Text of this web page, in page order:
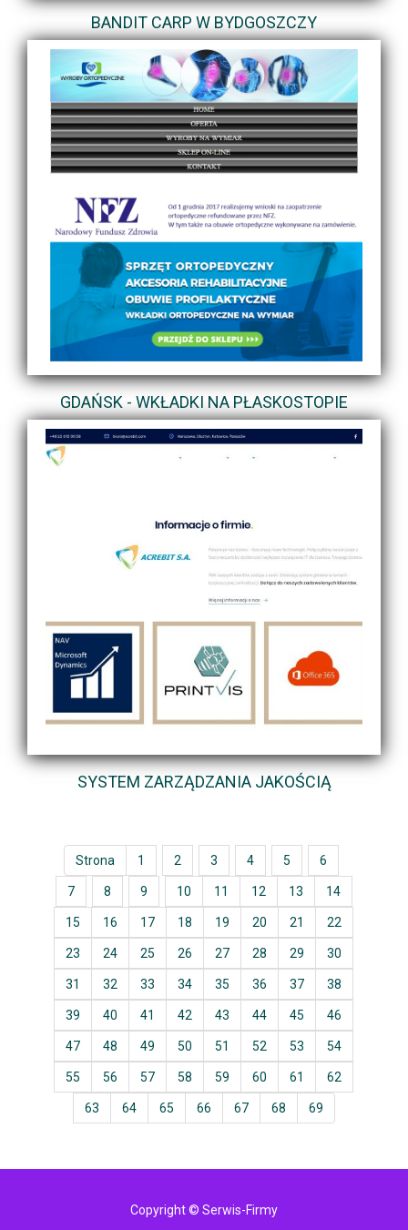
BANDIT CARP W BYDGOSZCZY
GDAŃSK - WKŁADKI NA PŁASKOSTOPIE
SYSTEM ZARZĄDZANIA JAKOŚCIĄ
Strona 1 2 3 4 5 6
7 8 9 10 11 12 13 14
15 16 17 18 19 20 21 22
23 24 25 26 27 28 29 30
31 32 33 34 35 36 37 38
39 40 41 42 43 44 45 46
47 48 49 50 51 52 53 54
55 56 57 58 59 60 61 62
63 64 65 66 67 68 69
Copyright © Serwis-Firmy